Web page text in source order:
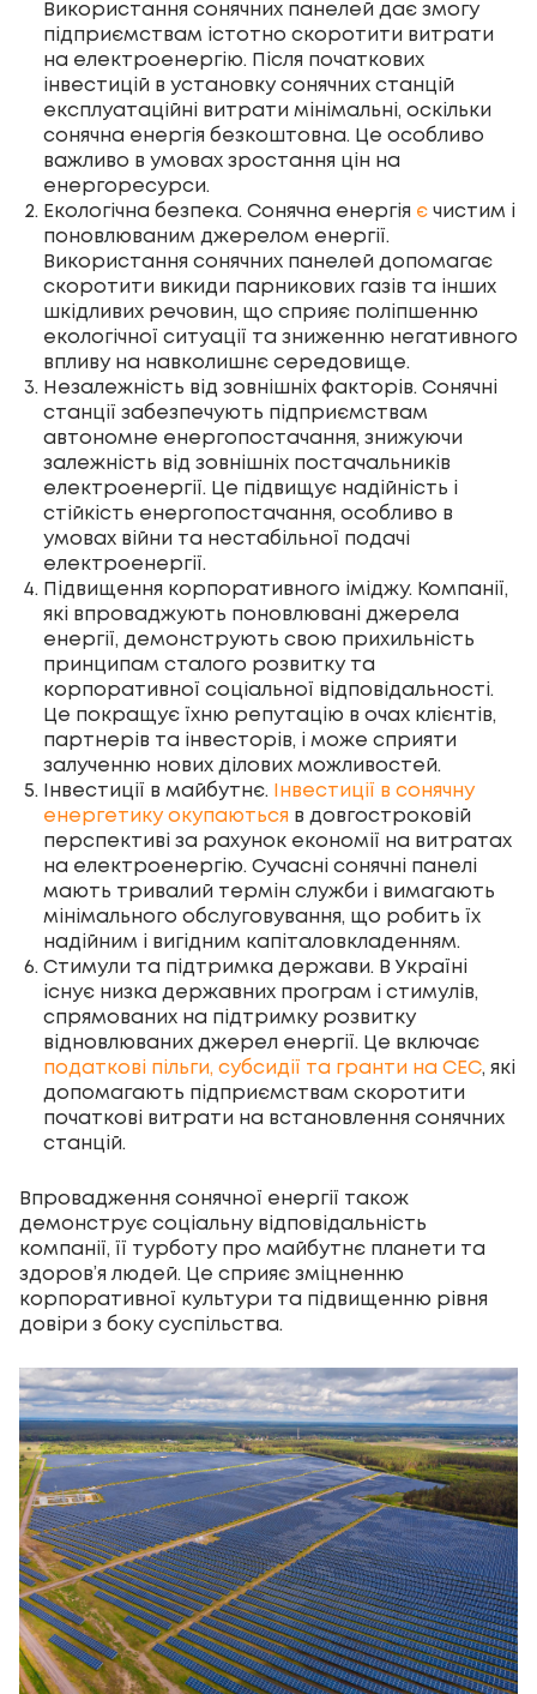
Використання сонячних панелей дає змогу
підприємствам істотно скоротити витрати
на електроенергію. Після початкових
інвестицій в установку сонячних станцій
експлуатаційні витрати мінімальні, оскільки
сонячна енергія безкоштовна. Це особливо
важливо в умовах зростання цін на
енергоресурси.
Екологічна безпека. Сонячна енергія є чистим і
поновлюваним джерелом енергії.
Використання сонячних панелей допомагає
скоротити викиди парникових газів та інших
шкідливих речовин, що сприяє поліпшенню
екологічної ситуації та зниженню негативного
впливу на навколишнє середовище.
Незалежність від зовнішніх факторів. Сонячні
станції забезпечують підприємствам
автономне енергопостачання, знижуючи
залежність від зовнішніх постачальників
електроенергії. Це підвищує надійність і
стійкість енергопостачання, особливо в
умовах війни та нестабільної подачі
електроенергії.
Підвищення корпоративного іміджу. Компанії,
які впроваджують поновлювані джерела
енергії, демонструють свою прихильність
принципам сталого розвитку та
корпоративної соціальної відповідальності.
Це покращує їхню репутацію в очах клієнтів,
партнерів та інвесторів, і може сприяти
залученню нових ділових можливостей.
Інвестиції в майбутнє.
Інвестиції в сонячну
енергетику окупаються в довгостроковій
перспективі за рахунок економії на витратах
на електроенергію. Сучасні сонячні панелі
мають тривалий термін служби і вимагають
мінімального обслуговування, що робить їх
надійним і вигідним капіталовкладенням.
Стимули та підтримка держави. В Україні
існує низка державних програм і стимулів,
спрямованих на підтримку розвитку
відновлюваних джерел енергії. Це включає
податкові пільги, субсидії та гранти на СЕС, які
допомагають підприємствам скоротити
початкові витрати на встановлення сонячних
станцій.
Впровадження сонячної енергії також
демонструє соціальну відповідальність
компанії, її турботу про майбутнє планети та
здоров’я людей. Це сприяє зміцненню
корпоративної культури та підвищенню рівня
довіри з боку суспільства.